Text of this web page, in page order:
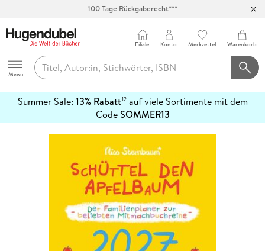
100 Tage Rückgaberecht***
Hugendubel
Menu
Filiale Konto Merkzettel Warenkorb
Summer Sale: 13% Rabatt12auf viele Sortimente mit dem
CodeSOMMER13
erfahren